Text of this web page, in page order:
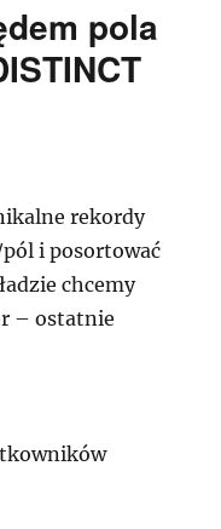
pola
rekordy
i posortować
chcemy
– ostatnie